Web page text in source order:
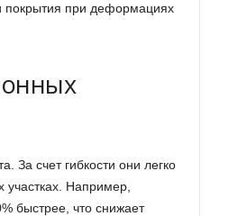
покрытия при деформациях
За счет гибкости они легко
Например,
быстрее, что снижает